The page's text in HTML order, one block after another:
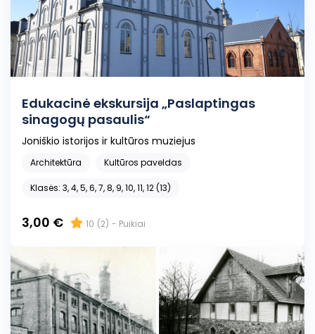
Edukacinė ekskursija „Paslaptingas
sinagogų pasaulis“
Joniškio istorijos ir kultūros muziejus
Architektūra Kultūros paveldas
Klasės: 3, 4, 5, 6, 7, 8, 9, 10, 11, 12 (13)
3,00 € 10 (2) - Puikiai